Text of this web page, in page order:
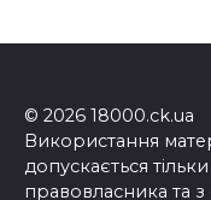
© 2026 18000.ck.ua
Використання
допускається
правовласника та